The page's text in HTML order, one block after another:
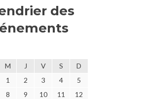
des
M J V S
D
1
2 3 4
5
8 9 10 11
12